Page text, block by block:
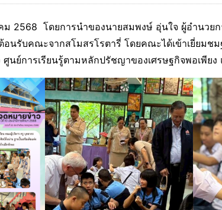
2568 โดยการนำของนายสมพงษ์ อุ่นใจ ผู้อำนวยก
อนรับคณะจากสโมสรโรตารี่ โดยคณะได้เข้าเยี่ยมช
ศูนย์การเรียนรู้ตามหลักปรัชญาของเศรษฐกิจพอเพีย